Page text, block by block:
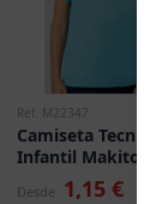
Ref. M22347
Camiseta Tecnica
Infantil Makito
Cocker
Desde 1,15 €